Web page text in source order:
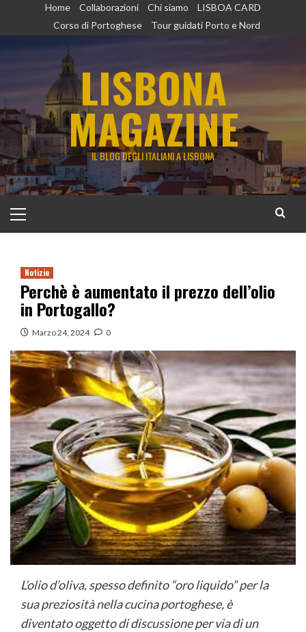
Home Collaborazioni Chi siamo
LISBOA CARD
Corso di Portoghese
Tour guidati Porto e Nord
LISBONA
MAGAZINE
IL BLOG DEGLI ITALIANI A LISBONA
principale
Notizie
Perchè è aumentato il prezzo dell’olio
in Portogallo?
Marzo 24, 2024 0
L’olio d’oliva, spesso definito “oro liquido” per la
sua preziosità nella cucina portoghese, è
diventato oggetto di discussione per via di un